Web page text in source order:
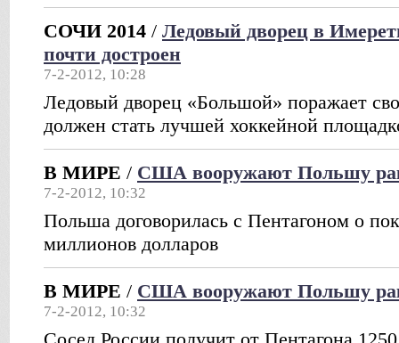
СОЧИ 2014 / Ледовый дворец в
почти достроен
7-2-2012, 10:28
Ледовый дворец «Большой» поражает
должен стать лучшей хоккейной
В МИРЕ / США вооружают Польшу
7-2-2012, 10:32
Польша договорилась с Пентагоном о
миллионов долларов
В МИРЕ / США вооружают Польшу
7-2-2012, 10:32